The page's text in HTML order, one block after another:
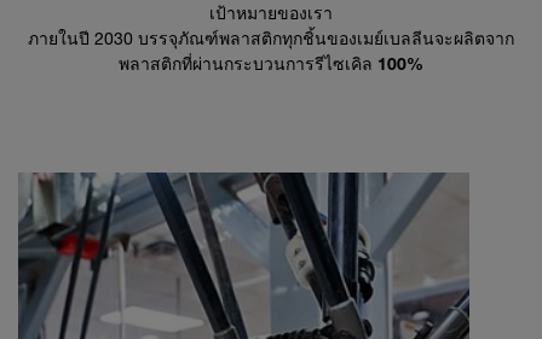
เป้าหมายของเรา
ภายในปี 2030 บรรจุภัณฑ์พลาสติกทุกชิ้นของเมย์เบลลีนจะผลิตจาก
พลาสติกที่ผ่านกระบวนการรีไซเคิล 100%